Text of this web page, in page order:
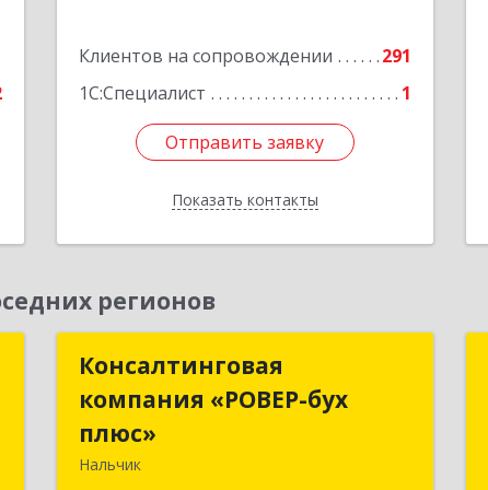
Клиентов на сопровождении
291
1С:Специалист
1
Отправить заявку
Показать контакты
Отправить заявку
Назад
регионов
Консалтинговая
компания «РОВЕР-бух
плюс»
Нальчик
Консалтинговая
компания «РОВЕР-бух